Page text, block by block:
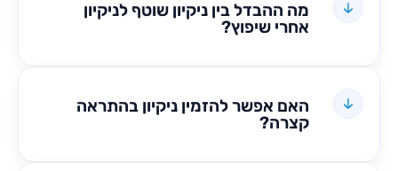
מה ההבדל בין ניקיון שוטף לניקיון
אחרי שיפוץ?
האם אפשר להזמין ניקיון בהתראה
קצרה?